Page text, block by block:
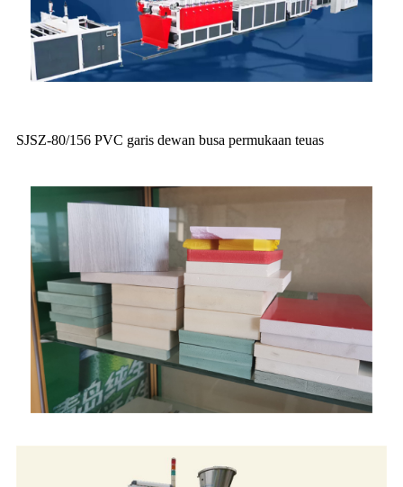
SJSZ-80/156 PVC garis dewan busa permukaan teuas